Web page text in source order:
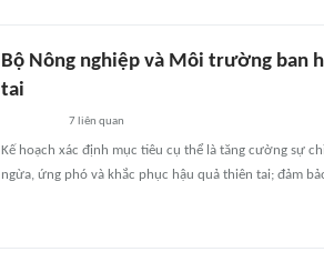
Bộ Nông nghiệp và Môi trường ban
tai
7liên quan
Kế hoạch xác định mục tiêu cụ thể là tăng cường sự
ngừa, ứng phó và khắc phục hậu quả thiên tai; đảm